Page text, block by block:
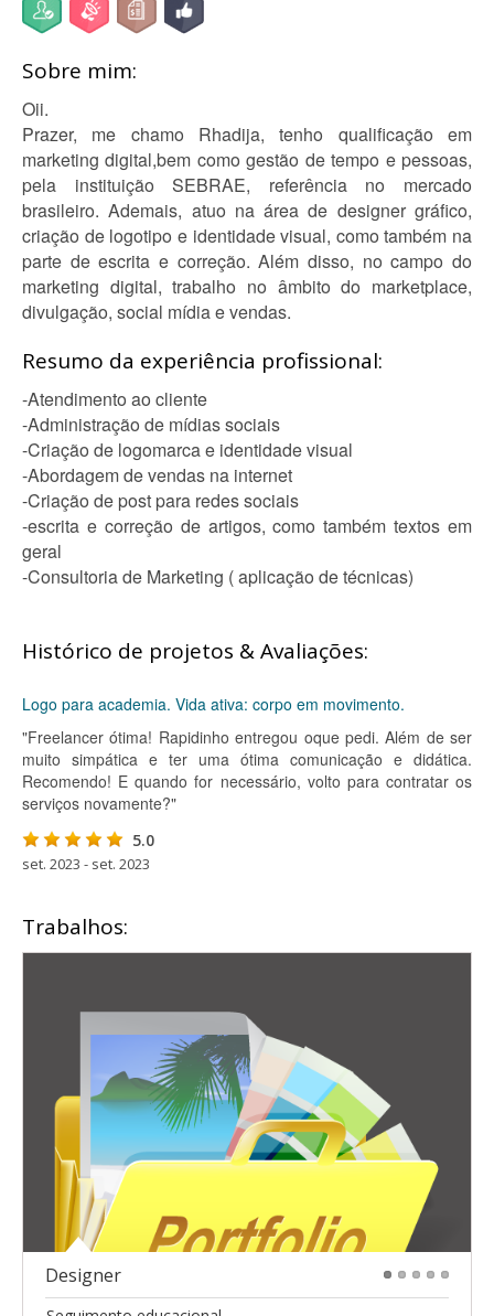
Sobre mim:
Oii.
Prazer, me chamo Rhadija, tenho qualificação em
marketing digital,bem como gestão de tempo e pessoas,
pela instituição SEBRAE, referência no mercado
brasileiro. Ademais, atuo na área de designer gráfico,
criação de logotipo e identidade visual, como também na
parte de escrita e correção. Além disso, no campo do
marketing digital, trabalho no âmbito do marketplace,
divulgação, social mídia e vendas.
Resumo da experiência profissional:
-Atendimento ao cliente
-Administração de mídias sociais
-Criação de logomarca e identidade visual
-Abordagem de vendas na internet
-Criação de post para redes sociais
-escrita e correção de artigos, como também textos em
geral
-Consultoria de Marketing ( aplicação de técnicas)
Histórico de projetos & Avaliações:
Logo para academia. Vida ativa: corpo em movimento.
"Freelancer ótima! Rapidinho entregou oque pedi. Além de ser
muito simpática e ter uma ótima comunicação e didática.
Recomendo! E quando for necessário, volto para contratar os
serviços novamente?"
5.0
set. 2023 - set. 2023
Trabalhos:
Designer